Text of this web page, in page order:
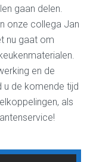
gaan delen.
onze collega Jan
nu gaat om
en de
u de komende tijd
als